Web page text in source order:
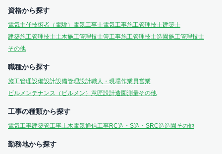
資格から探す
電気主任技術者（電験） 電気工事士電気工事施工管理技士建築士
建築施工管理技士土木施工管理技士管工事施工管理技士造園施工管理技士
その他
職種から探す
施工管理設備設計設備管理設計職人・現場作業員営業
ビルメンテナンス（ビルメン） 意匠設計造園測量その他
工事の種類から探す
電気工事建築管工事土木電気通信工事RC造・S造・SRC造造園 その他
勤務地から探す